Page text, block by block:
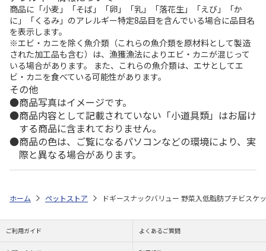
商品に「小麦」「そば」「卵」「乳」「落花生」「えび」「か
に」「くるみ」のアレルギー特定8品目を含んでいる場合に品目名
を表示します。
※エビ・カニを除く魚介類（これらの魚介類を原材料として製造
された加工品も含む）は、漁獲漁法によりエビ・カニが混じって
いる場合があります。 また、これらの魚介類は、エサとしてエ
ビ・カニを食べている可能性があります。
その他
商品写真はイメージです。
商品内容として記載されていない「小道具類」はお届け
する商品に含まれておりません。
商品の色は、ご覧になるパソコンなどの環境により、実
際と異なる場合があります。
ホーム ペットストア ドギースナックバリュー 野菜入低脂肪プチビスケ
ご利用ガイド よくあるご質問